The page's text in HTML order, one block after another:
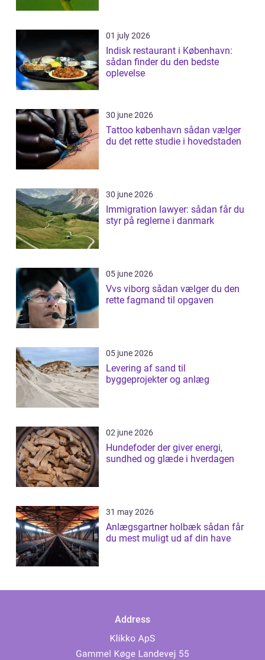
01 july 2026
Indisk restaurant i København:
sådan finder du den bedste
oplevelse
30 june 2026
Tattoo københavn sådan vælger
du det rette studie i hovedstaden
30 june 2026
Immigration lawyer: sådan får du
styr på reglerne i danmark
05 june 2026
Vvs viborg sådan vælger du den
rette fagmand til opgaven
05 june 2026
Levering af sand til
byggeprojekter og anlæg
02 june 2026
Hundefoder der giver energi,
sundhed og glæde i hverdagen
31 may 2026
Anlægsgartner holbæk sådan får
du mest muligt ud af din have
Address